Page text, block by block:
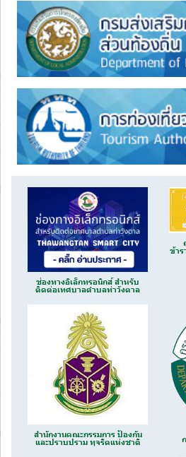
ช่องทางอิเล็กทรอนิกส์ สำหรับ
ติดต่อเทศบาลตำบลท่าวังตาล
ข้า
สำนักงานคณะกรรมการ ป้องกัน
และปราบปราม ทุจริตแห่งชาติ